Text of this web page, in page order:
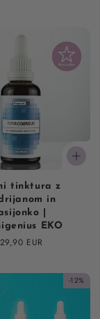
tinktura z
in
|
EKO
EUR
-12%